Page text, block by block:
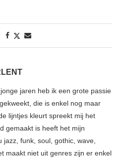
jaren heb ik een grote passie
die is enkel nog maar
lijntjes kleurt spreekt mij het
gemaakt is heeft het mijn
funk, soul, gothic, wave,
maakt niet uit genres zijn er enkel